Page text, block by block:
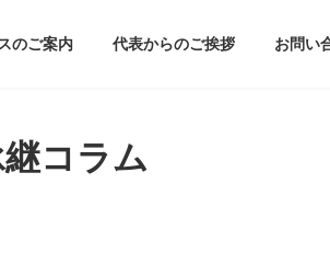
のご案内 代表からのご挨拶 お問い
コラム